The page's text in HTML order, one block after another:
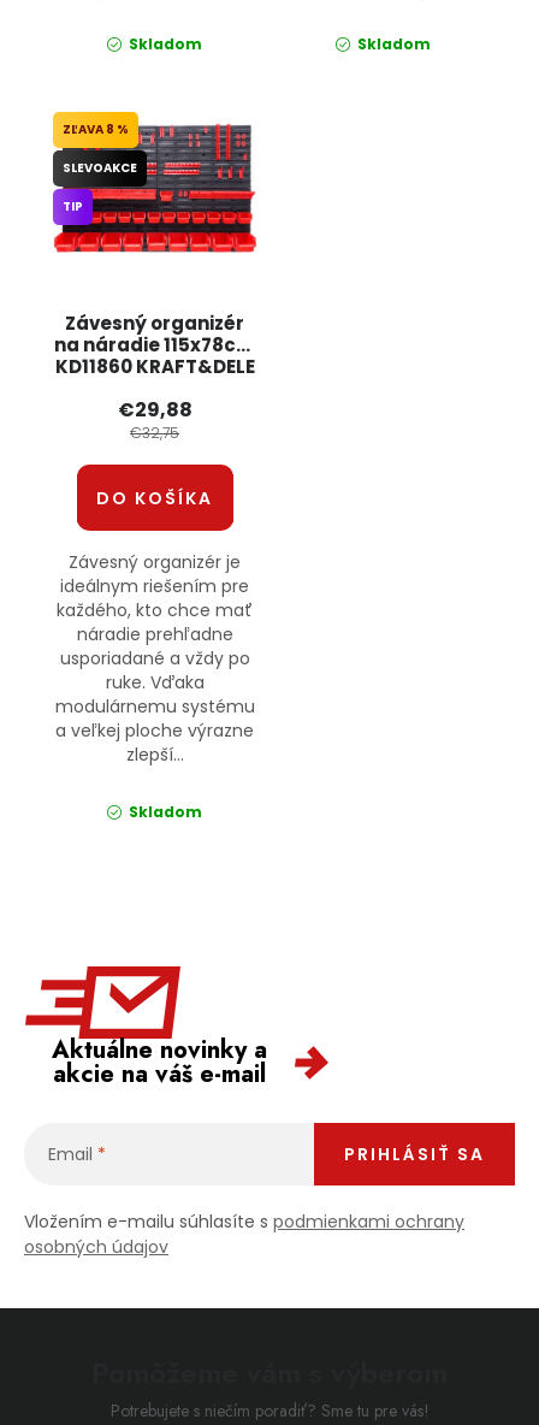
Skladom Skladom
Závesný organizér
na náradie 115x78cm
KD11860 KRAFT&DELE
8 %
SLEVOAKCE
TIP
€29,88
€32,75
DO KOŠÍKA
Závesný organizér je
ideálnym riešením pre
každého, kto chce mať
náradie prehľadne
usporiadané a vždy po
ruke. Vďaka
modulárnemu systému
a veľkej ploche výrazne
zlepší...
Skladom
Aktuálne novinky a
akcie na váš e-mail
Email
Vložením e-mailu súhlasíte s podmienkami ochrany
osobných údajov
PRIHLÁSIŤ SA
Potrebujete s niečím poradiť? Sme tu pre vás!